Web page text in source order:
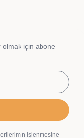
olmak için abone
işlenmesine